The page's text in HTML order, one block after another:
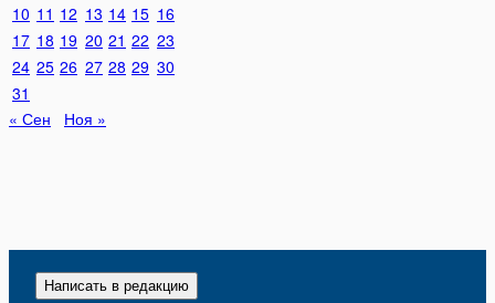
10 11 12 13 14 15 16
17 18 19 20 21 22 23
24 25 26 27 28 29 30
31
« Сен
Ноя »
Написать в редакцию